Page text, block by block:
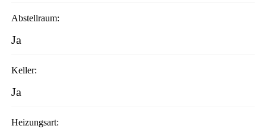
Abstellraum:
Ja
Keller:
Ja
Heizungsart: